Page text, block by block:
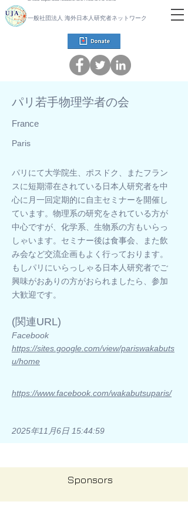
一般社団法人 海外日本人研究者ネットワーク
パリ若手物理学者の会
France
Paris
パリにて大学院生、ポスドク、またフラン
スに短期滞在されている日本人研究者を中
心に月一回定期的に自主セミナーを開催し
ています。物理系の研究をされている方が
中心ですが、化学系、生物系の方もいらっ
しゃいます。セミナー後は食事会、また飲
み会など交流企画もよく行っております。
もしパリにいらっしゃる日本人研究者でご
興味がおありの方がおられましたら、参加
大歓迎です。
​(関連URL)
Facebook
https://sites.google.com/view/pariswakabuts
u/home
https://www.facebook.com/wakabutsuparis/
2025年11月6日 15:44:59
Sponsors